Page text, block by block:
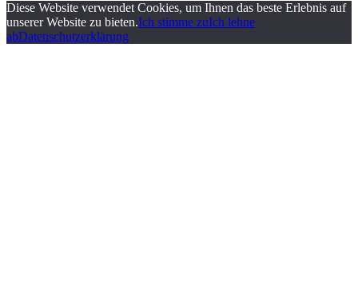
Diese Website verwendet Cookies, um Ihnen das beste Erlebnis auf
unserer Website zu bieten.Ich stimme zuIch lehne
abDatenschutzerklärung